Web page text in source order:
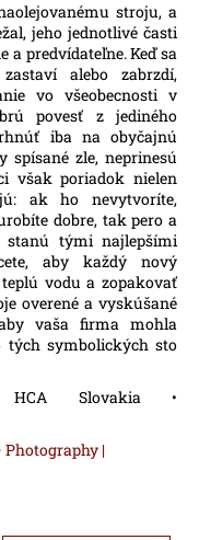
stroju, a
jeho jednotlivé časti
predvídateľne. Keď sa
alebo zabrzdí,
vo všeobecnosti v
povesť z jediného
iba na obyčajnú
spísané zle, neprinesú
však poriadok nielen
ak ho nevytvoríte,
dobre, tak pero a
stanú tými najlepšími
aby každý nový
vodu a zopakovať
overené a vyskúšané
vaša firma mohla
tých symbolických sto
Slovakia •
|